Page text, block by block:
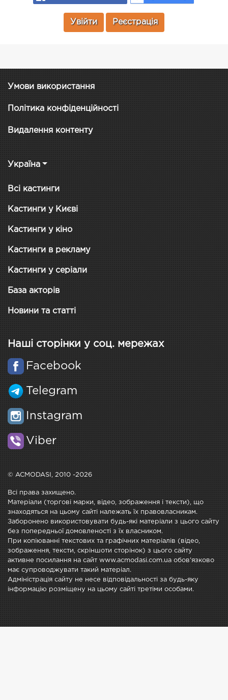
Увійти Реєстрація
Умови використання
Політика конфіденційності
Видалення контенту
Україна
Всі кастинги
Кастинги у Києві
Кастинги у кіно
Кастинги в рекламу
Кастинги у серіали
База акторів
Новини та статті
Наші сторінки у соц. мережах
Facebook
Telegram
Instagram
Viber
© ACMODASI, 2010 -2026
Всі права захищено.
Матеріали (торгові марки, відео, зображення і тексти), що
знаходяться на цьому сайті належать їх правовласникам.
Заборонено використовувати будь-які матеріали з цього сайту
без попередньої домовленості з їх власником.
При копіюванні текстових та графічних матеріалів (відео,
зображення, тексти, скріншоти сторінок) з цього сайту
активне посилання на сайт www.acmodasi.com.ua обов'язково
має супроводжувати такий матеріал.
Адміністрація сайту не несе відповідальності за будь-яку
інформацію розміщену на цьому сайті третіми особами.